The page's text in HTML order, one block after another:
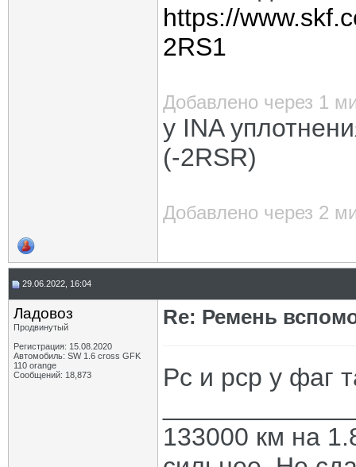
https://
2RS1
Добавлено через 1
у INA
(-2RSR)
Добавлено через 2
29.06.2022, 16:04
Ладовоз
Продвинутый
Регистрация: 15.08.2020
Автомобиль: SW 1.6 cross GFK
110 orange
Сообщений: 18,873
Re: Ремень
Рс и рср у фаг
133000 км на